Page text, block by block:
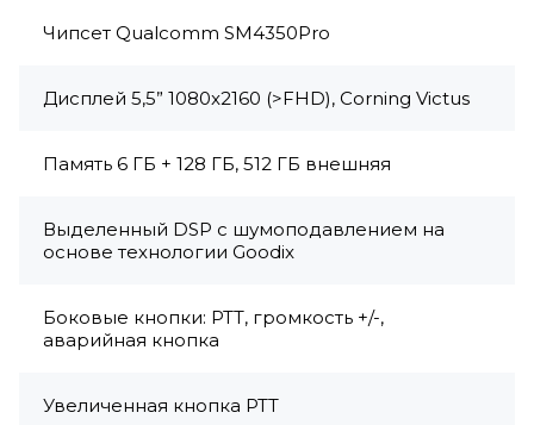
Чипсет Qualcomm SM4350Pro
Дисплей 5,5” 1080x2160 (>FHD), Corning Victus
Память 6 ГБ + 128 ГБ, 512 ГБ внешняя
Выделенный DSP с шумоподавлением на
основе технологии Goodix
Боковые кнопки: PTT, громкость +/-,
аварийная кнопка
Увеличенная кнопка PTT